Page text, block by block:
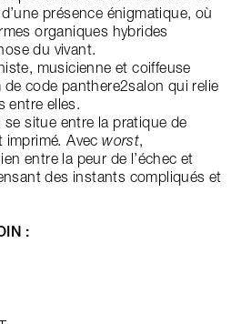
présence énigmatique, où
organiques hybrides
du vivant.
musicienne et coiffeuse
code panthere2salon qui relie
entre elles.
se situe entre la pratique de
imprimé.Avec worst,
entre la peur de l’échec et
des instants compliqués et
: